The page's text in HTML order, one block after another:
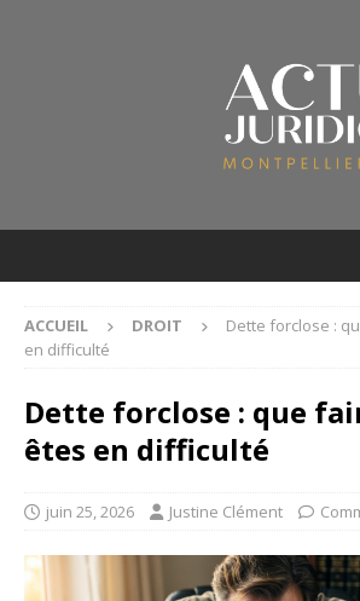
ACCUEIL DROIT
Dette forclose :
en difficulté
Dette forclose : que
êtes en difficulté
juin 25, 2026 Justine Clément